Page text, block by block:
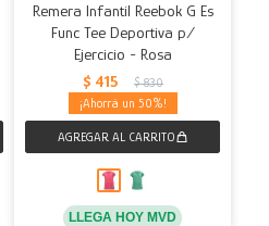
Remera Infantil Reebok G Es
Func Tee Deportiva p/
Ejercicio - Rosa
$ 415 $ 830
50
LLEGA HOY MVD